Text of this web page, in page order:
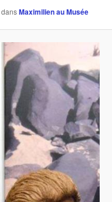
dansMaximilien au Musée